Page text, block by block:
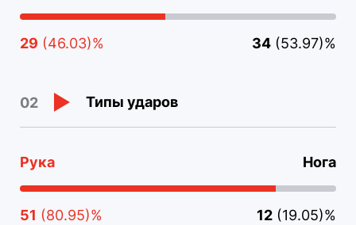
29 (46.03)% 34 (53.97)%
02 Типы ударов
Рука Нога
51 (80.95)% 12 (19.05)%